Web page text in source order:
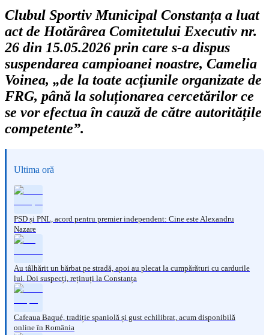
Clubul Sportiv Municipal Constanța a luat
act de Hotărârea Comitetului Executiv nr.
26 din 15.05.2026 prin care s-a dispus
suspendarea campioanei noastre, Camelia
Voinea, „de la toate acțiunile organizate de
FRG, până la soluționarea cercetărilor ce
se vor efectua în cauză de către autoritățile
competente”.
Ultima oră
PSD și PNL, acord pentru premier independent: Cine este Alexandru
Nazare
Au tâlhărit un bărbat pe stradă, apoi au plecat la cumpărături cu cardurile
lui. Doi suspecți, reținuți la Constanța
Cafeaua Baqué, tradiție spaniolă și gust echilibrat, acum disponibilă
online în România